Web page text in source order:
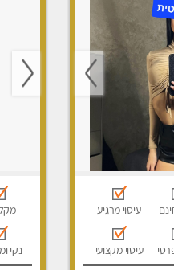
עיסוי מרגיע
עיסוי מקצועי נקי